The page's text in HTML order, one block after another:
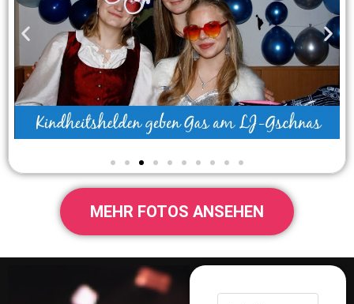
MEHR FOTOS ANSEHEN